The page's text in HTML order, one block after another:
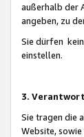
außerhalb der
angeben, zu
Sie dürfen
einstellen.
3.
Sie tragen die
Website,